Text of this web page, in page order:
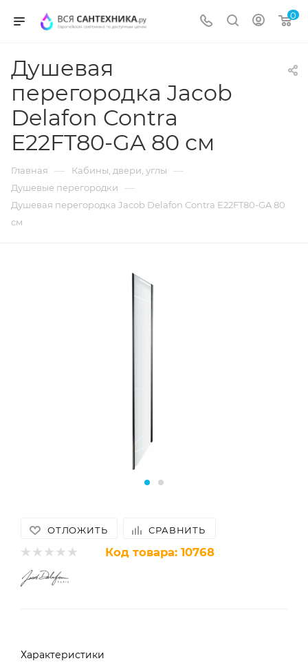
0
Душевая
перегородка Jacob
Delafon Contra
E22FT80-GA 80 см
Главная — Кабины, двери, углы —
Душевые перегородки —
Душевая перегородка Jacob Delafon Contra E22FT80-GA 80
см
ОТЛОЖИТЬ СРАВНИТЬ
Код товара: 10768
Характеристики